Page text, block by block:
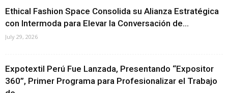
Ethical Fashion Space Consolida su Alianza Estratégica
con Intermoda para Elevar la Conversación de...
July 29, 2026
Expotextil Perú Fue Lanzada, Presentando “Expositor
360”, Primer Programa para Profesionalizar el Trabajo